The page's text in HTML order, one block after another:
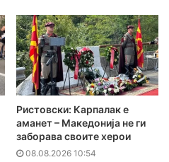
Ристовски: Карпалак е
аманет – Македонија не ги
заборава своите херои
08.08.2026 10:54